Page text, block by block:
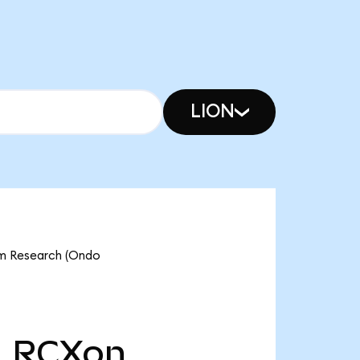
LION
Research (Ondo